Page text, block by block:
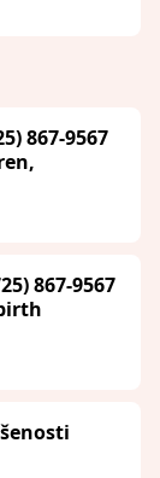
867-9567
867-9567